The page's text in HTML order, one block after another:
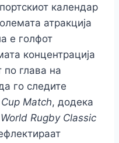
календар
атракција
е голфот
концентрација
по глава на
го следите
Cup Match, додека
World Rugby Classic